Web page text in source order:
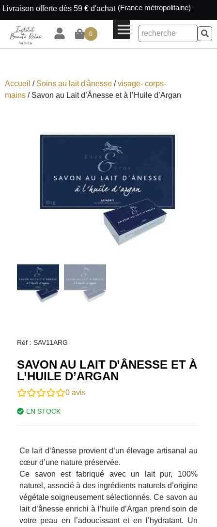
Livraison offerte dès 59 € d'achat (France métropolitaine)
0
Accueil / Soins au lait d'ânesse /visage- corps-
mains / Savon au Lait d’Ânesse et à l’Huile d’Argan
Réf : SAV11ARG
SAVON AU LAIT D’ÂNESSE ET À
L’HUILE D’ARGAN
0 avis
EN STOCK
Ce lait d’ânesse provient d’un élevage artisanal au
cœur d’une nature préservée.
Ce savon est fabriqué avec un lait pur, 100%
naturel, associé à des ingrédients naturels d’origine
végétale soigneusement sélectionnés. Ce savon au
lait d’ânesse enrichi à l’huile d’Argan prend soin de
votre peau en l’adoucissant et en l’hydratant. Un